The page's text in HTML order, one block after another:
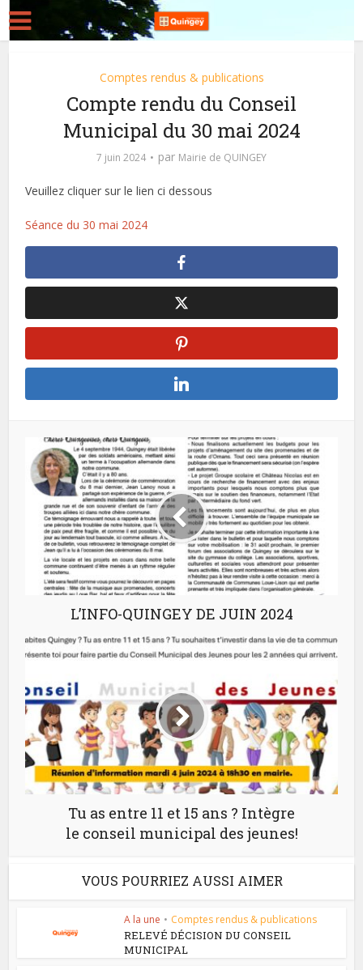
Comptes rendus & publications
Compte rendu du Conseil
Municipal du 30 mai 2024
7 juin 2024 par Mairie de QUINGEY
Veuillez cliquer sur le lien ci dessous
Séance du 30 mai 2024
L’INFO-QUINGEY DE JUIN 2024
Tu as entre 11 et 15 ans ? Intègre
le conseil municipal des jeunes!
VOUS POURRIEZ AUSSI AIMER
A la une • Comptes rendus & publications
RELEVÉ DÉCISION DU CONSEIL
MUNICIPAL